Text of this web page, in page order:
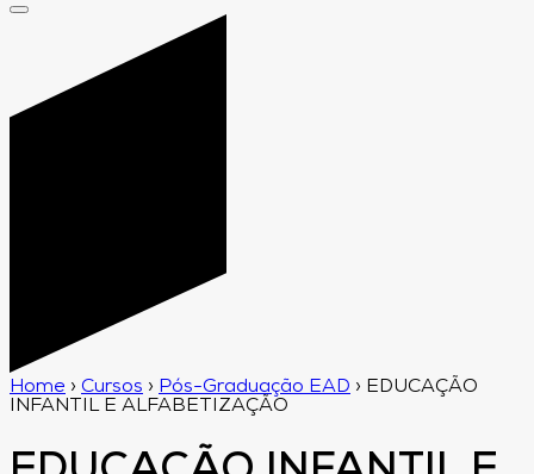
Home › Cursos › Pós-Graduação EAD › EDUCAÇÃO
INFANTIL E ALFABETIZAÇÃO